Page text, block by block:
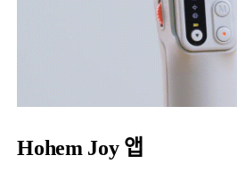
Hohem Joy 앱